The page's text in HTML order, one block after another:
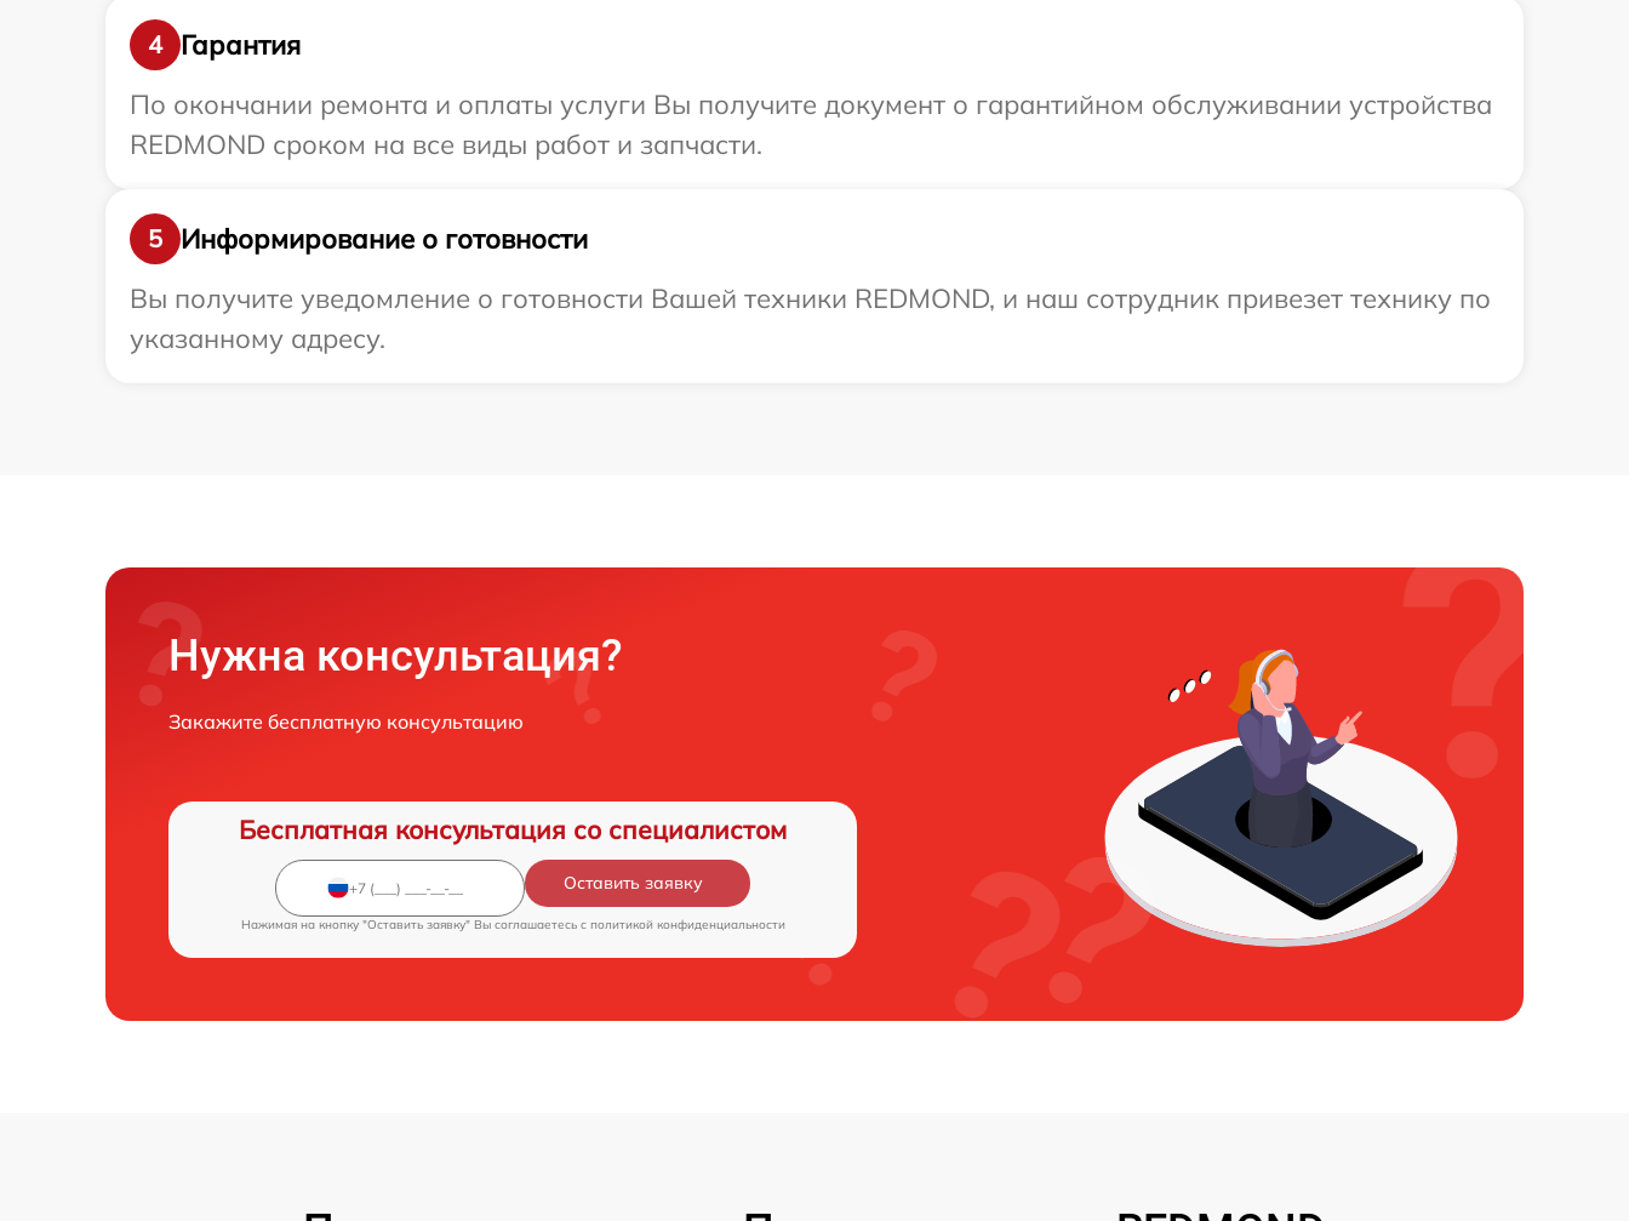
4
Гарантия
По окончании ремонта и оплаты услуги Вы получите документ о гарантийном обслуживании устройства
REDMOND сроком на все виды работ и запчасти.
5
Информирование о готовности
Вы получите уведомление о готовности Вашей техники REDMOND, и наш сотрудник привезет технику по
указанному адресу.
Нужна консультация?
Закажите бесплатную консультацию
Бесплатная консультация со специалистом
Оставить заявку
Нажимая на кнопку "Оставить заявку" Вы соглашаетесь c политикой конфиденциальности